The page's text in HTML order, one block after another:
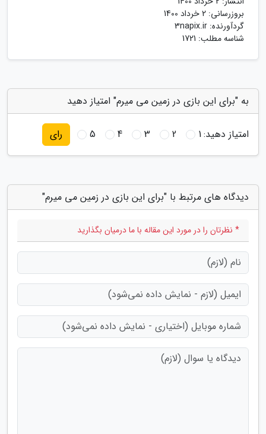
بروزرسانی: 2 خرداد 1400
گردآورنده: 3napix.ir
شناسه مطلب: 1721
به "برای این بازی در زمین می میرم" امتیاز دهید
امتیاز دهید:1
2
3
4
5 رای
دیدگاه های مرتبط با "برای این بازی در زمین می میرم"
* نظرتان را در مورد این مقاله با ما درمیان بگذارید